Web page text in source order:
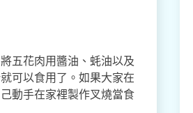
五花肉用醬油、蚝油以及
可以食用了。如果大家在
動手在家裡製作叉燒當食